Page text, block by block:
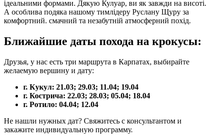
ідеальними формами. Дякую Кулуар, ви як завжди на висоті.
А особлива подяка нашому тимлідеру Руслану Щуру за
комфортний. смачний та незабутній атмосферний похід.
Ближайшие даты похода на крокусы:
Друзья, у нас есть три маршрута в Карпатах, выбирайте
желаемую вершину и дату:
г. Кукул: 21.03; 29.03; 11.04; 19.04
г. Кострича: 22.03; 28.03; 05.04; 18.04
г. Ротило: 04.04; 12.04
Не нашли нужных дат? Свяжитесь с консультантом и
закажите индивидуальную программу.